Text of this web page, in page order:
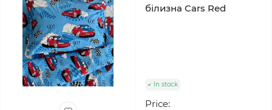
білизна Cars Red
In stock
Price: